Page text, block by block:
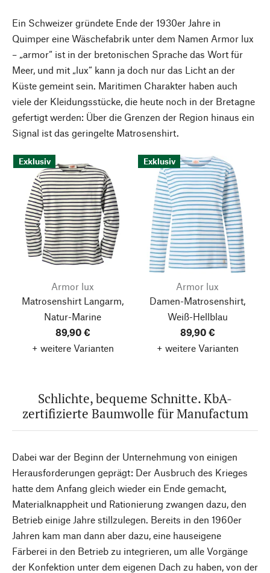
Ein Schweizer gründete Ende der 1930er Jahre in
Quimper eine Wäschefabrik unter dem Namen Armor lux
– „armor“ ist in der bretonischen Sprache das Wort für
Meer, und mit „lux“ kann ja doch nur das Licht an der
Küste gemeint sein. Maritimen Charakter haben auch
viele der Kleidungsstücke, die heute noch in der Bretagne
gefertigt werden: Über die Grenzen der Region hinaus ein
Signal ist das geringelte Matrosenshirt.
Exklusiv
Armor lux
Matrosenshirt Langarm,
Natur-Marine
89,90 €
+ weitere Varianten
Exklusiv
Armor lux
Damen-Matrosenshirt,
Weiß-Hellblau
89,90 €
+ weitere Varianten
Schlichte, bequeme Schnitte. KbA-
zertifizierte Baumwolle für Manufactum
Dabei war der Beginn der Unternehmung von einigen
Herausforderungen geprägt: Der Ausbruch des Krieges
hatte dem Anfang gleich wieder ein Ende gemacht,
Materialknappheit und Rationierung zwangen dazu, den
Betrieb einige Jahre stillzulegen. Bereits in den 1960er
Jahren kam man dann aber dazu, eine hauseigene
Färberei in den Betrieb zu integrieren, um alle Vorgänge
der Konfektion unter dem eigenen Dach zu haben, von der